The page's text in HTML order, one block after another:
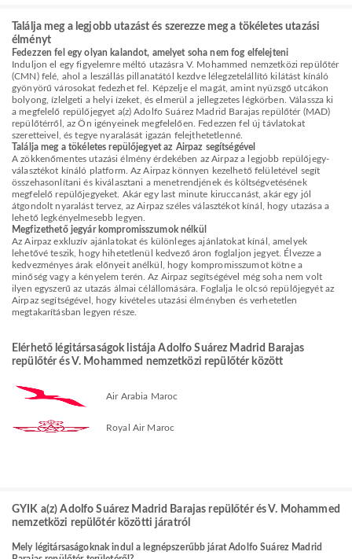
Találja meg a legjobb utazást és szerezze meg a tökéletes utazási
élményt
Fedezzen fel egy olyan kalandot, amelyet soha nem fog elfelejteni
Induljon el egy figyelemre méltó utazásra V. Mohammed nemzetközi repülőtér
(CMN) felé, ahol a leszállás pillanatától kezdve lélegzetelállító kilátást kínáló
gyönyörű városokat fedezhet fel. Képzelje el magát, amint nyüzsgő utcákon
bolyong, ízlelgeti a helyi ízeket, és elmerül a jellegzetes légkörben. Válassza ki
a megfelelő repülőjegyet a(z) Adolfo Suárez Madrid Barajas repülőtér (MAD)
repülőtérről, az Ön igényeinek megfelelően. Fedezzen fel új távlatokat
szeretteivel, és tegye nyaralását igazán felejthetetlenné.
Találja meg a tökéletes repülőjegyet az Airpaz segítségével
A zökkenőmentes utazási élmény érdekében az Airpaz a legjobb repülőjegy-
választékot kínáló platform. Az Airpaz könnyen kezelhető felületével segít
összehasonlítani és kiválasztani a menetrendjének és költségvetésének
megfelelő repülőjegyeket. Akár egy last minute kiruccanást, akár egy jól
átgondolt nyaralást tervez, az Airpaz széles választékot kínál, hogy utazása a
lehető legkényelmesebb legyen.
Megfizethető jegyár kompromisszumok nélkül
Az Airpaz exkluzív ajánlatokat és különleges ajánlatokat kínál, amelyek
lehetővé teszik, hogy hihetetlenül kedvező áron foglaljon jegyet. Élvezze a
kedvezményes árak előnyeit anélkül, hogy kompromisszumot kötne a
minőség vagy a kényelem terén. Az Airpaz segítségével még soha nem volt
ilyen egyszerű az utazás álmai célállomására. Foglalja le olcsó repülőjegyét az
Airpaz segítségével, hogy kivételes utazási élményben és verhetetlen
megtakarításban legyen része.
Elérhető légitársaságok listája Adolfo Suárez Madrid Barajas
repülőtér és V. Mohammed nemzetközi repülőtér között
Air Arabia Maroc
Royal Air Maroc
GYIK a(z) Adolfo Suárez Madrid Barajas repülőtér és V. Mohammed
nemzetközi repülőtér közötti járatról
Mely légitársaságoknak indul a legnépszerűbb járat Adolfo Suárez Madrid